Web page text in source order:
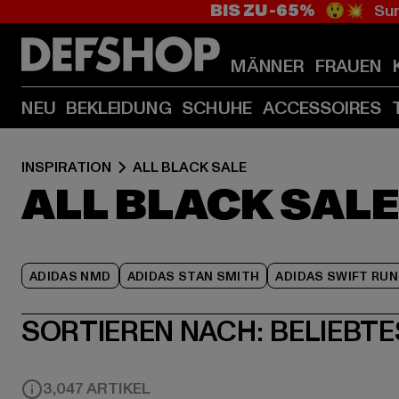
BIS ZU -65% 😲💥
MÄNNER FRAUEN
NEU BEKLEIDUNG SCHUHE ACCESSOIRES
INSPIRATION ALL BLACK SALE
ALL BLACK SALE
ADIDAS NMD ADIDAS STAN SMITH ADIDAS SWIFT RUN
SORTIEREN NACH:
3,047 ARTIKEL